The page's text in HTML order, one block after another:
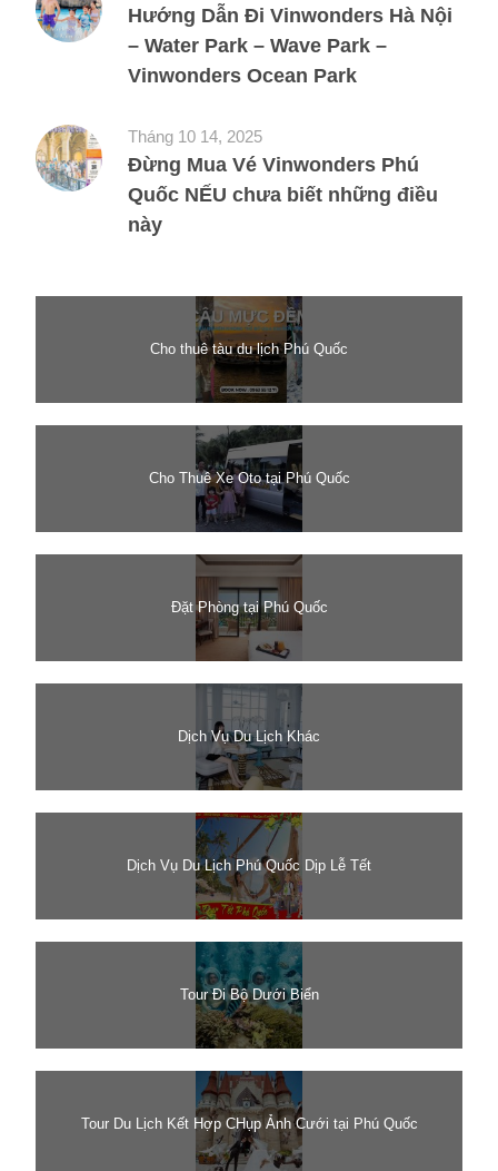
Hướng Dẫn Đi Vinwonders Hà Nội
– Water Park – Wave Park –
Vinwonders Ocean Park
Tháng 10 14, 2025
Đừng Mua Vé Vinwonders Phú
Quốc NẾU chưa biết những điều
này
Cho thuê tàu du lịch Phú Quốc
Cho Thuê Xe Oto tại Phú Quốc
Đặt Phòng tại Phú Quốc
Dịch Vụ Du Lịch Khác
Dịch Vụ Du Lịch Phú Quốc Dịp Lễ Tết
Tour Đi Bộ Dưới Biển
Tour Du Lịch Kết Hợp CHụp Ảnh Cưới tại Phú Quốc